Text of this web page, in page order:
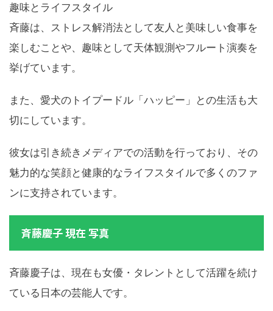
趣味とライフスタイル
斉藤は、ストレス解消法として友人と美味しい食事を
楽しむことや、趣味として天体観測やフルート演奏を
挙げています。
また、愛犬のトイプードル「ハッピー」との生活も大
切にしています。
彼女は引き続きメディアでの活動を行っており、その
魅力的な笑顔と健康的なライフスタイルで多くのファ
ンに支持されています。
斉藤慶子 現在 写真
斉藤慶子は、現在も女優・タレントとして活躍を続け
ている日本の芸能人です。